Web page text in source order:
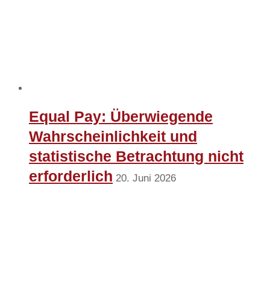
Equal Pay: Überwiegende
Wahrscheinlichkeit und
statistische Betrachtung nicht
erforderlich 20. Juni 2026